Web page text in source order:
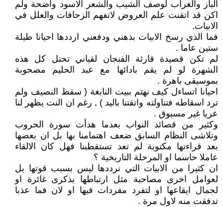
الباز والغراب لوصف الشيب والشعر الاسود واضحة ولم
اكن قد اتقنت علم العروض لاتفهم الزحافات والعلل في
الابيات.
فما الذي رسخ الابيات بذهني ودفعني ارددها احيانا طيلة
ستين عاما .
لم تكن قصيدة قارئة الفنجان لقباني تحتل كل هذه
الشهرة لو لم يقم بادائها مع عبد الحليم مصحوبة
بموسيقى باهرة .
احيانا اتساءل كيف نهتم ببيت النابغة ( سقط النصيف ولم
ترد اسقاطه فتناولته واتقتنا باليد ) , رغم ان النت يظهر لنا
عريا غير مسبوق .
وكثير من قصائد النواب بعدما هدأت سورة الحروب
وتلاشى النظام السابق ضعف اهتمامنا بها بل ان بعضها
بعد قراءتها مكتوبة لم تعد تستقطبنا فهل كان الالقاء
عاملا حاسما او المرحلة التاريخية ؟
ان كثيرا من الابيات التي نرددها ليس بسبب قوتها بل
لعوامل اخرى مصاحبة مثل ارتباطها بذكرى غائرة او
لجمال ايقاعها او لتفرد مفردات فيها او لان فما عذبا
تدفقت منه لاول مرة .